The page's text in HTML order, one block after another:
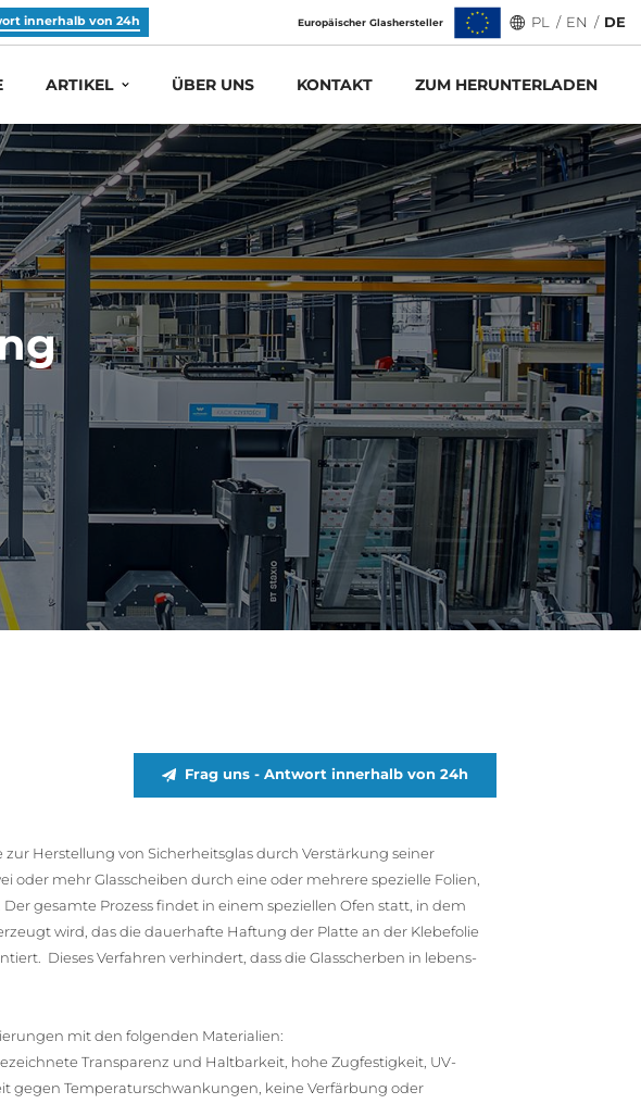
innerhalb von 24h Europäischer Glashersteller PL / EN / DE
ARTIKEL ÜBER UNS KONTAKT ZUM HERUNTERLADEN
Frag uns - Antwort innerhalb von 24h
Herstellung von Sicherheitsglas durch Verstärkung seiner
oder mehr Glasscheiben durch eine oder mehrere spezielle Folien,
gesamte Prozess findet in einem speziellen Ofen statt, in dem
wird, das die dauerhafte Haftung der Platte an der Klebefolie
Dieses Verfahren verhindert, dass die Glasscherben in lebens-
mit den folgenden Materialien:
Transparenz und Haltbarkeit, hohe Zugfestigkeit, UV-
gegen Temperaturschwankungen, keine Verfärbung oder